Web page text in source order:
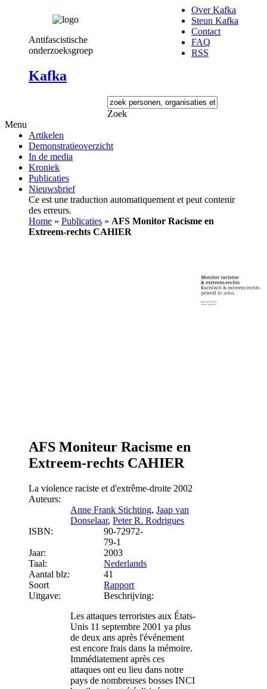
Antifascistische
onderzoeksgroep
Kafka
Over Kafka
Steun Kafka
Contact
FAQ
RSS
Zoek
Menu
Artikelen
Demonstratieoverzicht
In de media
Kroniek
Publicaties
Nieuwsbrief
Ce est une traduction automatiquement et peut contenir
des erreurs.
Home » Publicaties » AFS Monitor Racisme en
Extreem-rechts CAHIER
AFS Moniteur Racisme en
Extreem-rechts CAHIER
La violence raciste et d'extrême-droite 2002
Auteurs:
Anne Frank Stichting,Jaap van
Donselaar,Peter R. Rodrigues
ISBN:
90-72972-
79-1
Jaar:
2003
Taal:
Nederlands
Aantal blz:
41
Soort
Uitgave:
Rapport
Beschrijving:
Les attaques terroristes aux États-
Unis 11 septembre 2001 ya plus
de deux ans après l'événement
est encore frais dans la mémoire.
Immédiatement après ces
attaques ont eu lieu dans notre
pays de nombreuses bosses INCI